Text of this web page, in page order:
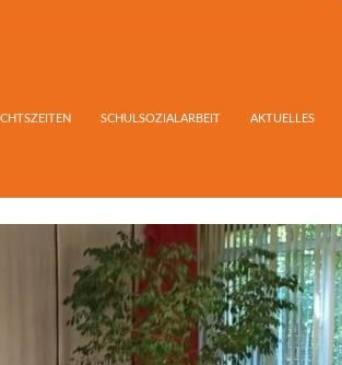
SCHULSOZIALARBEIT AKTUELLES